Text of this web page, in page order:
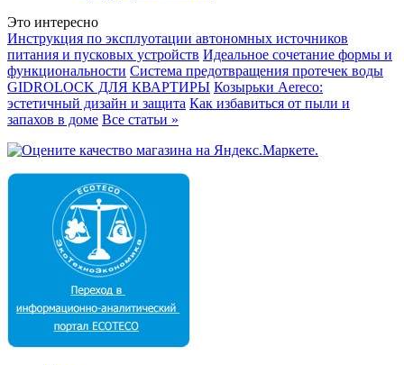
Это интересно
Инструкция по эксплуотации автономных источников
питания и пусковых устройств Идеальное сочетание формы и
функциональности Система предотвращения протечек воды
GIDROLOCK ДЛЯ КВАРТИРЫ Козырьки Aereco:
эстетичный дизайн и защита Как избавиться от пыли и
запахов в доме Все статьи »